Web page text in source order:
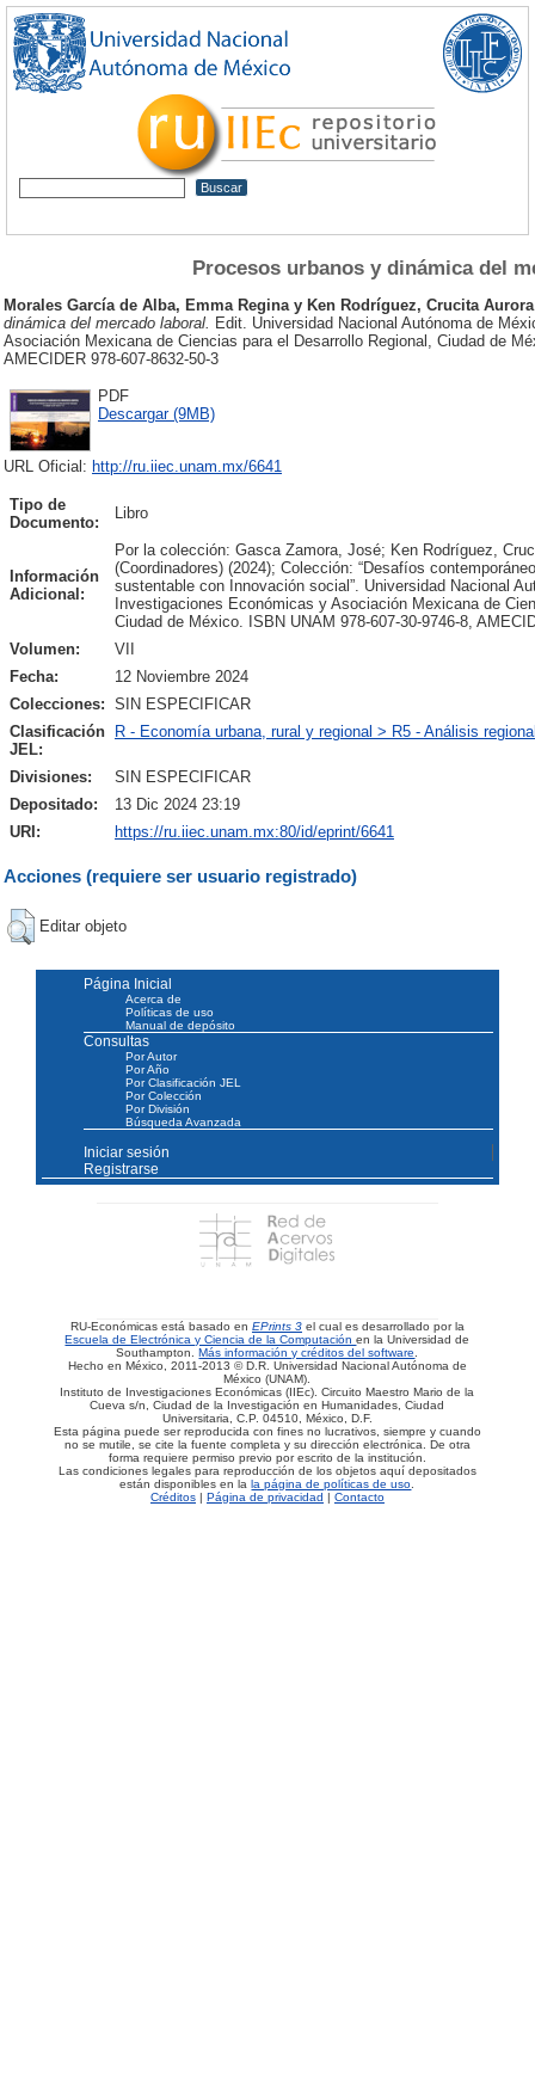
Procesos urbanos y dinámica del
Morales García de Alba, Emma Regina y Ken Rodríguez, Crucita
dinámica del mercado laboral.
Edit. Universidad Nacional Autónoma de
Asociación Mexicana de Ciencias para el Desarrollo Regional, Ciudad de
AMECIDER 978-607-8632-50-3
PDF
Descargar (9MB)
URL Oficial: http://ru.iiec.unam.mx/6641
Tipo de
Documento:
Libro
Información
Adicional:
Por la colección: Gasca Zamora, José; Ken Rodríguez,
(Coordinadores) (2024); Colección: “Desafíos
sustentable con Innovación social”. Universidad Nacional
Investigaciones Económicas y Asociación Mexicana de
Ciudad de México. ISBN UNAM 978-607-30-9746-8,
Volumen:
VII
Fecha:
12 Noviembre 2024
Colecciones: SIN ESPECIFICAR
Clasificación
JEL:
R - Economía urbana, rural y regional > R5 - Análisis
Divisiones:
SIN ESPECIFICAR
Depositado:
13 Dic 2024 23:19
URI:
https://ru.iiec.unam.mx:80/id/eprint/6641
Acciones (requiere ser usuario registrado)
Editar objeto
Página Inicial
Acerca de
Políticas de uso
Manual de depósito
Consultas
Por Autor
Por Año
Por Clasificación JEL
Por Colección
Por División
Búsqueda Avanzada
Iniciar sesión
Registrarse
RU-Económicas está basado en EPrints 3 el cual es desarrollado por la
Escuela de Electrónica y Ciencia de la Computaciónen la Universidad de
Southampton.Más información y créditos del software.
Hecho en México, 2011-2013 © D.R. Universidad Nacional Autónoma de
México (UNAM).
Instituto de Investigaciones Económicas (IIEc). Circuito Maestro Mario de la
Cueva s/n, Ciudad de la Investigación en Humanidades, Ciudad
Universitaria, C.P. 04510, México, D.F.
Esta página puede ser reproducida con fines no lucrativos, siempre y cuando
no se mutile, se cite la fuente completa y su dirección electrónica. De otra
forma requiere permiso previo por escrito de la institución.
Las condiciones legales para reproducción de los objetos aquí depositados
están disponibles en lala página de políticas de uso.
Créditos| Página de privacidad | Contacto